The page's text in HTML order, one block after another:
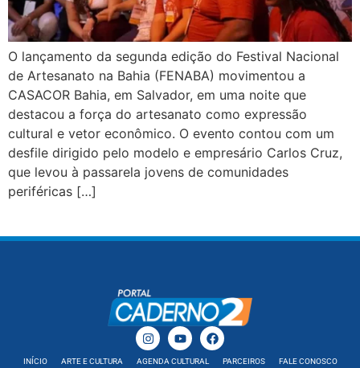
O lançamento da segunda edição do Festival Nacional
de Artesanato na Bahia (FENABA) movimentou a
CASACOR Bahia, em Salvador, em uma noite que
destacou a força do artesanato como expressão
cultural e vetor econômico. O evento contou com um
desfile dirigido pelo modelo e empresário Carlos Cruz,
que levou à passarela jovens de comunidades
periféricas […]
INÍCIO ARTE E CULTURA AGENDA CULTURAL PARCEIROS FALE CONOSCO